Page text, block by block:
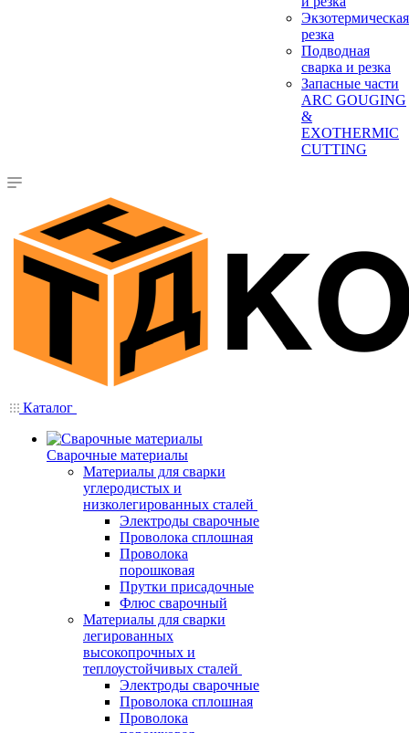
Экзотермическая
резка
Подводная
сварка и резка
Запасные части
ARC GOUGING
&
EXOTHERMIC
CUTTING
Каталог
Сварочные материалы
Материалы для сварки
углеродистых и
низколегированных сталей
Электроды сварочные
Проволока сплошная
Проволока
порошковая
Прутки присадочные
Флюс сварочный
Материалы для сварки
легированных
высокопрочных и
теплоустойчивых сталей
Электроды сварочные
Проволока сплошная
Проволока